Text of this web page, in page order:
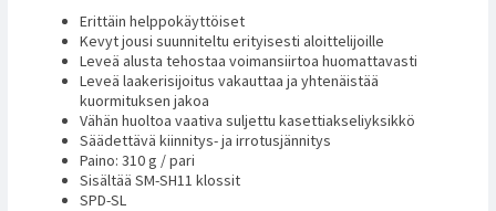
Erittäin helppokäyttöiset
Kevyt jousi suunniteltu erityisesti aloittelijoille
Leveä alusta tehostaa voimansiirtoa huomattavasti
Leveä laakerisijoitus vakauttaa ja yhtenäistää
kuormituksen jakoa
Vähän huoltoa vaativa suljettu kasettiakseliyksikkö
Säädettävä kiinnitys- ja irrotusjännitys
Paino: 310 g / pari
Sisältää SM-SH11 klossit
SPD-SL